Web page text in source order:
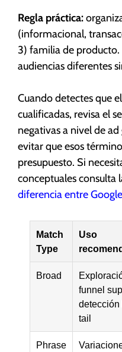
Regla práctica:
(informacional,
3) familia de
audiencias diferentes
Cuando detectes que
cualificadas, revisa el
negativas a nivel de
evitar que esos
presupuesto. Si
conceptuales consulta
diferencia entre
Match
Type
Uso
Broad
funnel
detección
tail
Phrase